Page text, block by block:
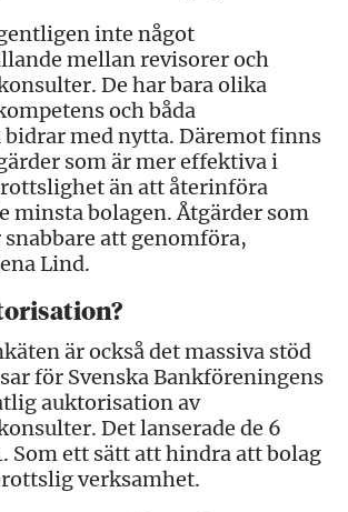
inte något
mellan revisorer och
De har bara olika
och båda
med nytta. Däremot finns
som är mer effektiva i
än att återinföra
minsta bolagen. Åtgärder som
att genomföra,
Lind.
är också det massiva stöd
för Svenska Bankföreningens
auktorisation av
Det lanserade de 6
Som ett sätt att hindra att bolag
verksamhet.